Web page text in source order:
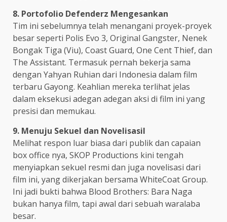
8. Portofolio Defenderz Mengesankan
Tim ini sebelumnya telah menangani proyek-proyek
besar seperti Polis Evo 3, Original Gangster, Nenek
Bongak Tiga (Viu), Coast Guard, One Cent Thief, dan
The Assistant. Termasuk pernah bekerja sama
dengan Yahyan Ruhian dari Indonesia dalam film
terbaru Gayong. Keahlian mereka terlihat jelas
dalam eksekusi adegan adegan aksi di film ini yang
presisi dan memukau.
9. Menuju Sekuel dan Novelisasil
Melihat respon luar biasa dari publik dan capaian
box office nya, SKOP Productions kini tengah
menyiapkan sekuel resmi dan juga novelisasi dari
film ini, yang dikerjakan bersama WhiteCoat Group.
Ini jadi bukti bahwa Blood Brothers: Bara Naga
bukan hanya film, tapi awal dari sebuah waralaba
besar.